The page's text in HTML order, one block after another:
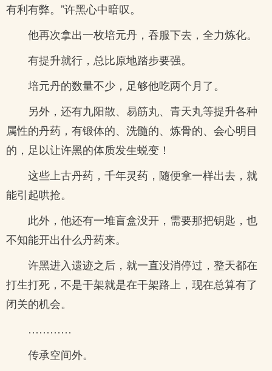
有利有弊。”许黑心中暗叹。
他再次拿出一枚培元丹，吞服下去，全力炼化。
有提升就行，总比原地踏步要强。
培元丹的数量不少，足够他吃两个月了。
另外，还有九阳散、易筋丸、青天丸等提升各种
属性的丹药，有锻体的、洗髓的、炼骨的、会心明目
的，足以让许黑的体质发生蜕变！
这些上古丹药，千年灵药，随便拿一样出去，就
能引起哄抢。
此外，他还有一堆盲盒没开，需要那把钥匙，也
不知能开出什么丹药来。
许黑进入遗迹之后，就一直没消停过，整天都在
打生打死，不是干架就是在干架路上，现在总算有了
闭关的机会。
…………
传承空间外。